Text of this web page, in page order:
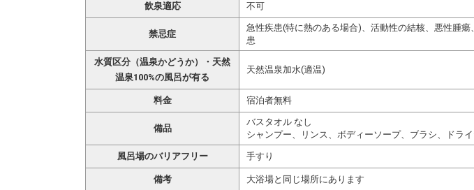
飲泉適応 不可
禁忌症
急性疾患(特に熱のある場合)、活動性の結核、悪性腫
患
水質区分（温泉かどうか）・天然
温泉100%の風呂が有る
天然温泉加水(適温)
料金 宿泊者無料
備品
バスタオル なし
シャンプー、リンス、ボディーソープ、ブラシ、ドラ
風呂場のバリアフリー 手すり
備考 大浴場と同じ場所にあります